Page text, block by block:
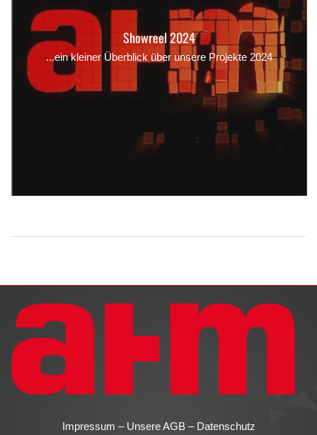
Showreel 2024
...ein kleiner Überblick über unsere Projekte 2024
Impressum – Unsere AGB – Datenschutz